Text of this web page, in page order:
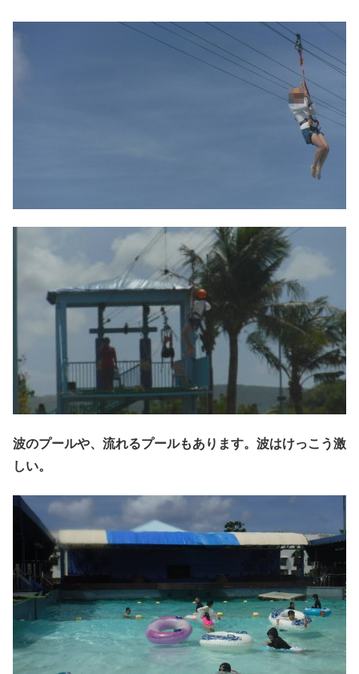
波のプールや、流れるプールもあります。波はけっこう激
しい。